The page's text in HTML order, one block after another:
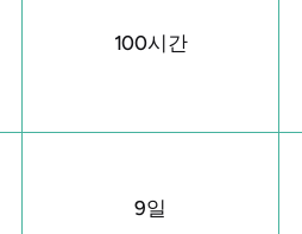
100시간
9일